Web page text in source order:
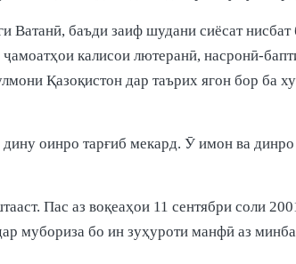
баъди заиф шудани сиёсат
калисои лютеранӣ, насронӣ-
Қазоқистон дар таърих ягон бор ба
оинро тарғиб мекард. Ӯ имон ва
Пас аз воқеаҳои 11 сентябри соли
дар мубориза бо ин зуҳуроти манфӣ аз